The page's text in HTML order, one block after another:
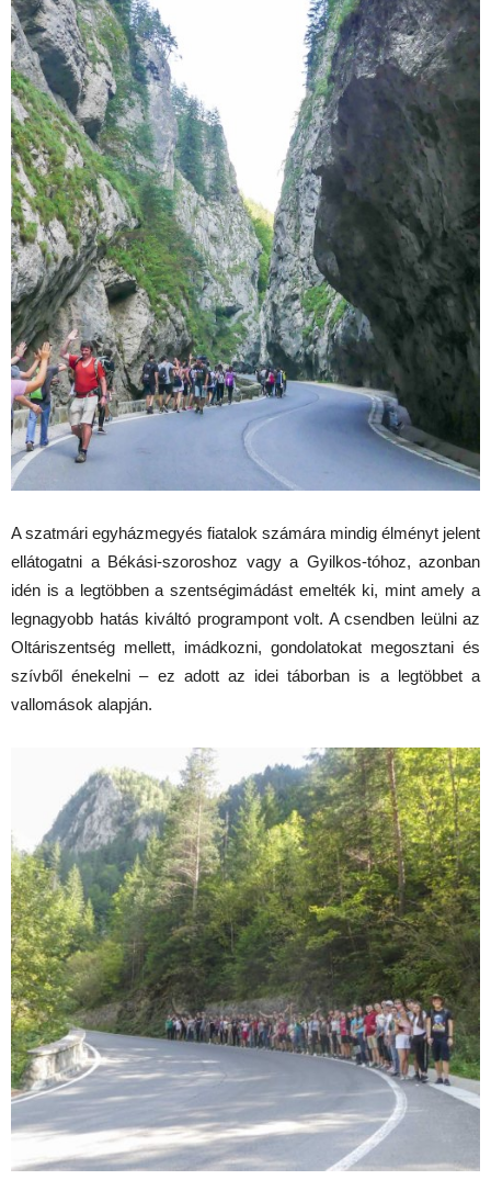
A szatmári egyházmegyés fiatalok számára mindig élményt jelent
ellátogatni a Békási-szoroshoz vagy a Gyilkos-tóhoz, azonban
idén is a legtöbben a szentségimádást emelték ki, mint amely a
legnagyobb hatás kiváltó programpont volt. A csendben leülni az
Oltáriszentség mellett, imádkozni, gondolatokat megosztani és
szívből énekelni – ez adott az idei táborban is a legtöbbet a
vallomások alapján.